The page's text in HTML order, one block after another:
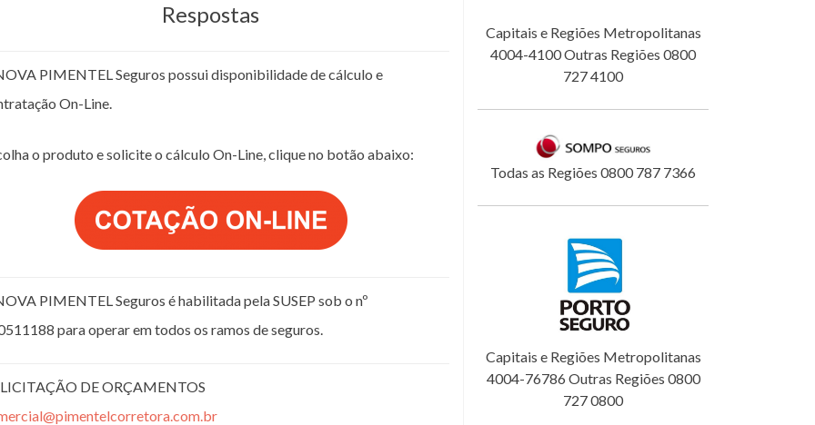
Respostas
PIMENTEL Seguros possui disponibilidade de cálculo e
On-Line.
o produto e solicite o cálculo On-Line, clique no botão abaixo:
PIMENTEL Seguros é habilitada pela SUSEP sob o nº
para operar em todos os ramos de seguros.
DE ORÇAMENTOS
Capitais e Regiões Metropolitanas
4004-4100 Outras Regiões 0800
727 4100
Todas as Regiões 0800 787 7366
Capitais e Regiões Metropolitanas
4004-76786 Outras Regiões 0800
727 0800